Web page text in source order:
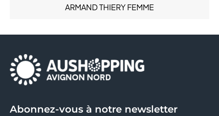
ARMAND THIERY FEMME
AYAKO SUSHI
Santé (6)
Abonnez-vous à notre newsletter